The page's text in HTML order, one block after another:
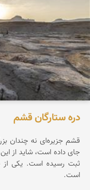
دره ستارگان قشم
قشم جزیره‌ای نه چندان
جای داده است، شاید از
ثبت رسیده است. یکی از
است.